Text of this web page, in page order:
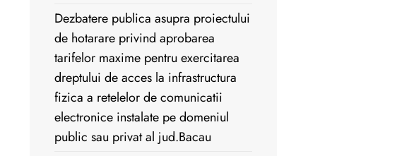
Dezbatere publica asupra proiectului
de hotarare privind aprobarea
tarifelor maxime pentru exercitarea
dreptului de acces la infrastructura
fizica a retelelor de comunicatii
electronice instalate pe domeniul
public sau privat al jud.Bacau